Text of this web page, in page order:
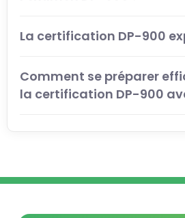
La certification DP-900
Comment se préparer
la certification DP-900